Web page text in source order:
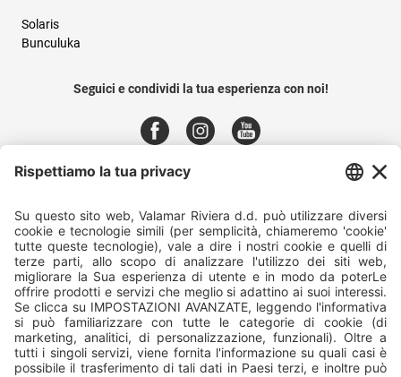
Solaris
Bunculuka
Seguici e condividi la tua esperienza con noi!